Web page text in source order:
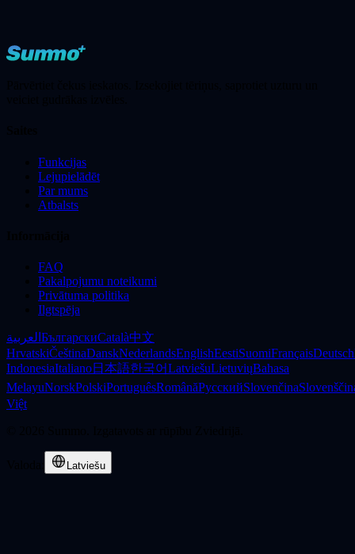
Funkcijas
Lejupielādēt
Par mums
Atbalsts
FAQ
Pakalpojumu noteikumi
Privātuma politika
Ilgtspēja
العربية БългарскиCatalà中文
HrvatskiČeštinaDanskNederlandsEnglishEestiSuomiFrançaisDeutsch
IndonesiaItaliano日本語한국어LatviešuLietuviųBahasa
MelayuNorskPolskiPortuguêsRomânăРусскийSlovenčina
Việt
Latviešu